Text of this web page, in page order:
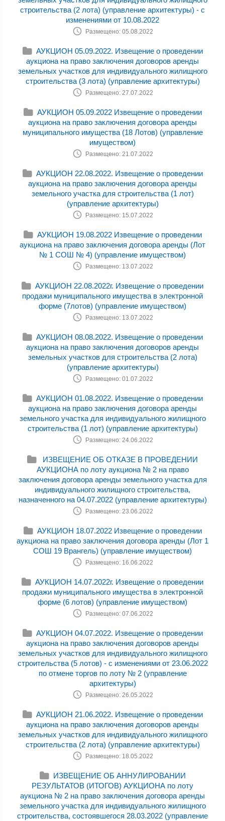
строительства (2 лота) (управление архитектуры) - с
изменениями от 10.08.2022
Размещено: 05.08.2022
АУКЦИОН 05.09.2022. Извещение о проведении
аукциона на право заключения договоров аренды
земельных участков для индивидуального жилищного
строительства (3 лота) (управление архитектуры)
Размещено: 27.07.2022
АУКЦИОН 05.09.2022 Извещение о проведении
аукциона на право заключения договора аренды
муниципального имущества (18 Лотов) (управление
имуществом)
Размещено: 21.07.2022
АУКЦИОН 22.08.2022. Извещение о проведении
аукциона на право заключения договора аренды
земельного участка для строительства (1 лот)
(управление архитектуры)
Размещено: 15.07.2022
АУКЦИОН 19.08.2022 Извещение о проведении
аукциона на право заключения договора аренды (Лот
№ 1 СОШ № 4) (управление имуществом)
Размещено: 13.07.2022
АУКЦИОН 22.08.2022г. Извещение о проведении
продажи муниципального имущества в электронной
форме (7лотов) (управление имуществом)
Размещено: 13.07.2022
АУКЦИОН 08.08.2022. Извещение о проведении
аукциона на право заключения договоров аренды
земельных участков для строительства (2 лота)
(управление архитектуры)
Размещено: 01.07.2022
АУКЦИОН 01.08.2022. Извещение о проведении
аукциона на право заключения договора аренды
земельного участка для индивидуального жилищного
строительства (1 лот) (управление архитектуры)
Размещено: 24.06.2022
ИЗВЕЩЕНИЕ ОБ ОТКАЗЕ В ПРОВЕДЕНИИ
АУКЦИОНА по лоту аукциона № 2 на право
заключения договора аренды земельного участка для
индивидуального жилищного строительства,
назначенного на 04.07.2022 (управление архитектуры)
Размещено: 23.06.2022
АУКЦИОН 18.07.2022 Извещение о проведении
аукциона на право заключения договора аренды (Лот 1
СОШ 19 Врангель) (управление имуществом)
Размещено: 16.06.2022
АУКЦИОН 14.07.2022г. Извещение о проведении
продажи муниципального имущества в электронной
форме (6 лотов) (управление имуществом)
Размещено: 07.06.2022
АУКЦИОН 04.07.2022. Извещение о проведении
аукциона на право заключения договоров аренды
земельных участков для индивидуального жилищного
строительства (5 лотов) - с изменениями от 23.06.2022
по отмене торгов по лоту № 2 (управление
архитектуры)
Размещено: 26.05.2022
АУКЦИОН 21.06.2022. Извещение о проведении
аукциона на право заключения договоров аренды
земельных участков для индивидуального жилищного
строительства (2 лота) (управление архитектуры)
Размещено: 18.05.2022
ИЗВЕЩЕНИЕ ОБ АННУЛИРОВАНИИ
РЕЗУЛЬТАТОВ (ИТОГОВ) АУКЦИОНА по лоту
аукциона № 2 на право заключения договора аренды
земельного участка для индивидуального жилищного
строительства, состоявшегося 28.03.2022 (управление